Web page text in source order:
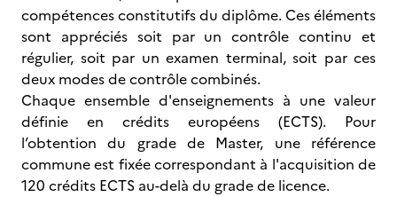
compétences constitutifs du diplôme. Ces éléments
sont appréciés soit par un contrôle continu et
régulier, soit par un examen terminal, soit par ces
deux modes de contrôle combinés.
Chaque ensemble d'enseignements à une valeur
définie en crédits européens (ECTS). Pour
l’obtention du grade de Master, une référence
commune est fixée correspondant à l'acquisition de
120 crédits ECTS au-delà du grade de licence.